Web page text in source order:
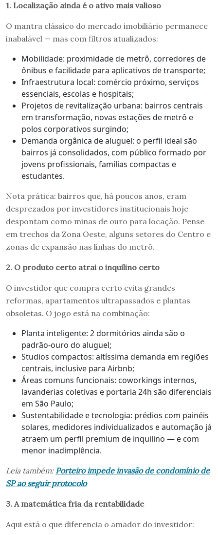
1. Localização ainda é o ativo mais valioso
O mantra clássico do mercado imobiliário permanece
inabalável — mas com filtros atualizados:
Mobilidade: proximidade de metrô, corredores de
ônibus e facilidade para aplicativos de transporte;
Infraestrutura local: comércio próximo, serviços
essenciais, escolas e hospitais;
Projetos de revitalização urbana: bairros centrais
em transformação, novas estações de metrô e
polos corporativos surgindo;
Demanda orgânica de aluguel: o perfil ideal são
bairros já consolidados, com público formado por
jovens profissionais, famílias compactas e
estudantes.
Nota prática: bairros que, há poucos anos, eram
desprezados por investidores institucionais hoje
despontam como minas de ouro para locação. Pense
em trechos da Zona Oeste, alguns setores do Centro e
zonas de expansão nas linhas do metrô.
2. O produto certo atrai o inquilino certo
O investidor que compra certo evita grandes
reformas, apartamentos ultrapassados e plantas
obsoletas. O jogo está na combinação:
Planta inteligente: 2 dormitórios ainda são o
padrão-ouro do aluguel;
Studios compactos: altíssima demanda em regiões
centrais, inclusive para Airbnb;
Áreas comuns funcionais: coworkings internos,
lavanderias coletivas e portaria 24h são diferenciais
em São Paulo;
Sustentabilidade e tecnologia: prédios com painéis
solares, medidores individualizados e automação já
atraem um perfil premium de inquilino — e com
menor inadimplência.
Leia também: Porteiro impede invasão de condomínio de
SP ao seguir protocolo
3. A matemática fria da rentabilidade
Aqui está o que diferencia o amador do investidor: